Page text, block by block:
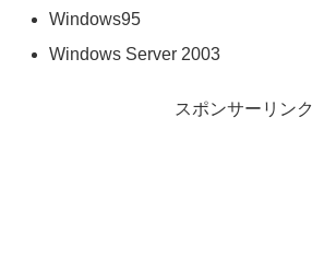
Windows95
Windows Server 2003
スポンサーリンク